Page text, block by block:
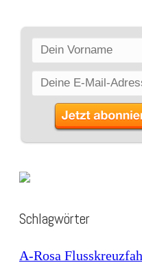
Schlagwörter
A-Rosa